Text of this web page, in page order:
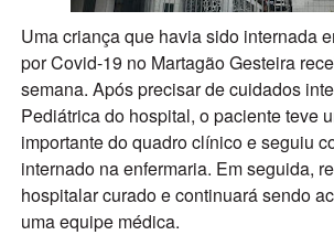
Uma criança que havia sido internada
por Covid-19 no Martagão Gesteira
semana. Após precisar de cuidados
Pediátrica do hospital, o paciente teve
importante do quadro clínico e seguiu
internado na enfermaria. Em seguida,
hospitalar curado e continuará sendo
uma equipe médica.